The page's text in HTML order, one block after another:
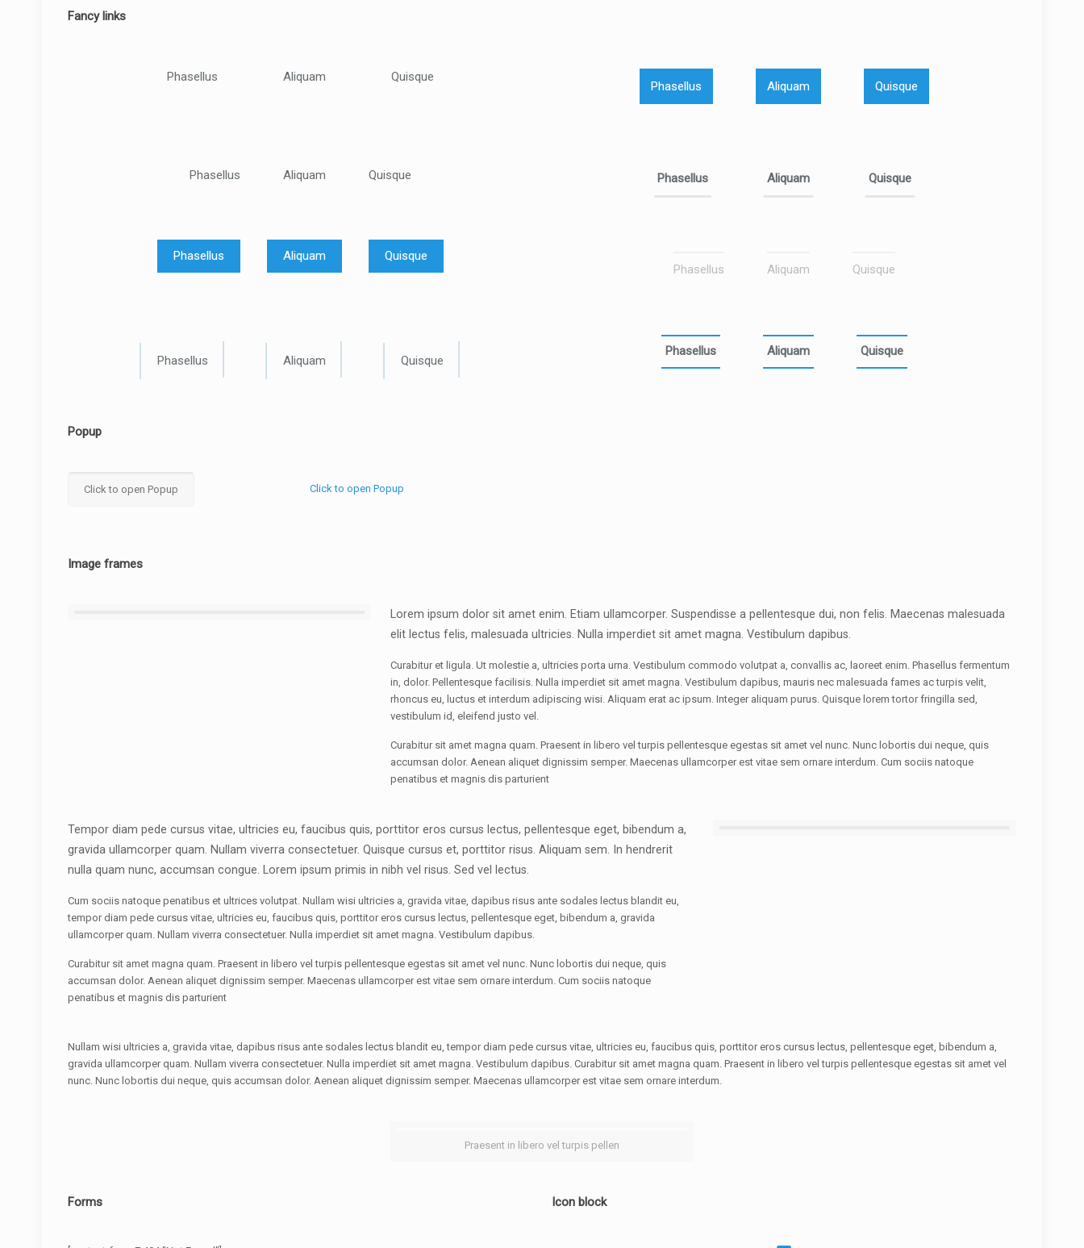
Fancy links
Phasellus Aliquam Quisque
Phasellus Aliquam Quisque
Phasellus Aliquam Quisque Phasellus Aliquam Quisque
Phasellus Aliquam
Quisque
Phasellus
Aliquam Quisque
Phasellus Aliquam Quisque
Phasellus Aliquam Quisque
Popup
Click to open Popup Click to open Popup
Image frames
Lorem ipsum dolor sit amet enim. Etiam ullamcorper. Suspendisse a pellentesque dui, non felis. Maecenas malesuada
elit lectus felis, malesuada ultricies. Nulla imperdiet sit amet magna. Vestibulum dapibus.
Curabitur et ligula. Ut molestie a, ultricies porta urna. Vestibulum commodo volutpat a, convallis ac, laoreet enim. Phasellus fermentum
in, dolor. Pellentesque facilisis. Nulla imperdiet sit amet magna. Vestibulum dapibus, mauris nec malesuada fames ac turpis velit,
rhoncus eu, luctus et interdum adipiscing wisi. Aliquam erat ac ipsum. Integer aliquam purus. Quisque lorem tortor fringilla sed,
vestibulum id, eleifend justo vel.
Curabitur sit amet magna quam. Praesent in libero vel turpis pellentesque egestas sit amet vel nunc. Nunc lobortis dui neque, quis
accumsan dolor. Aenean aliquet dignissim semper. Maecenas ullamcorper est vitae sem ornare interdum. Cum sociis natoque
penatibus et magnis dis parturient
Tempor diam pede cursus vitae, ultricies eu, faucibus quis, porttitor eros cursus lectus, pellentesque eget, bibendum a,
gravida ullamcorper quam. Nullam viverra consectetuer. Quisque cursus et, porttitor risus. Aliquam sem. In hendrerit
nulla quam nunc, accumsan congue. Lorem ipsum primis in nibh vel risus. Sed vel lectus.
Cum sociis natoque penatibus et ultrices volutpat. Nullam wisi ultricies a, gravida vitae, dapibus risus ante sodales lectus blandit eu,
tempor diam pede cursus vitae, ultricies eu, faucibus quis, porttitor eros cursus lectus, pellentesque eget, bibendum a, gravida
ullamcorper quam. Nullam viverra consectetuer. Nulla imperdiet sit amet magna. Vestibulum dapibus.
Curabitur sit amet magna quam. Praesent in libero vel turpis pellentesque egestas sit amet vel nunc. Nunc lobortis dui neque, quis
accumsan dolor. Aenean aliquet dignissim semper. Maecenas ullamcorper est vitae sem ornare interdum. Cum sociis natoque
penatibus et magnis dis parturient
Nullam wisi ultricies a, gravida vitae, dapibus risus ante sodales lectus blandit eu, tempor diam pede cursus vitae, ultricies eu, faucibus quis, porttitor eros cursus lectus, pellentesque eget, bibendum a,
gravida ullamcorper quam. Nullam viverra consectetuer. Nulla imperdiet sit amet magna. Vestibulum dapibus. Curabitur sit amet magna quam. Praesent in libero vel turpis pellentesque egestas sit amet vel
nunc. Nunc lobortis dui neque, quis accumsan dolor. Aenean aliquet dignissim semper. Maecenas ullamcorper est vitae sem ornare interdum.
Praesent in libero vel turpis pellen
Forms Icon block